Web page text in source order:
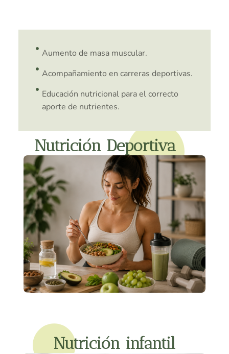
Nutrición Deportiva
Aumento de masa muscular.
Acompañamiento en carreras deportivas.
Educación nutricional para el correcto
aporte de nutrientes.
Nutrición infantil